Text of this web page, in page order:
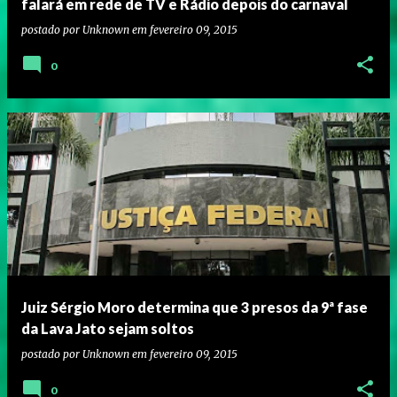
falará em rede de TV e Rádio depois do carnaval
postado por Unknown em fevereiro 09, 2015
0
Juiz Sérgio Moro determina que 3 presos da 9ª fase
da Lava Jato sejam soltos
postado por Unknown em fevereiro 09, 2015
0